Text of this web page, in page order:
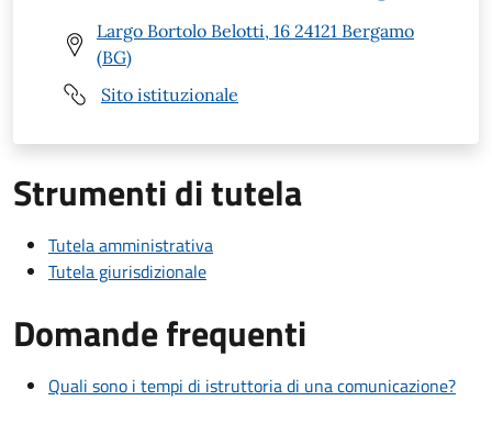
Largo Bortolo Belotti, 16 24121 Bergamo
(BG)
Sito istituzionale
Strumenti di tutela
Tutela amministrativa
Tutela giurisdizionale
Domande frequenti
Quali sono i tempi di istruttoria di una comunicazione?